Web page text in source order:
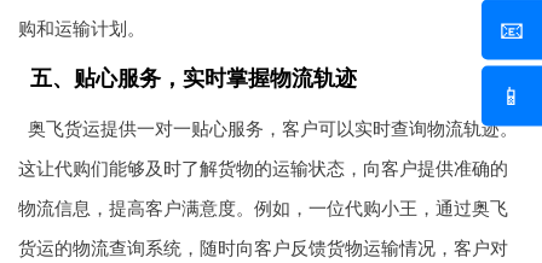
📧
📱
购和运输计划。
五、贴心服务，实时掌握物流轨迹
奥飞货运提供一对一贴心服务，客户可以实时查询物流轨迹。
这让代购们能够及时了解货物的运输状态，向客户提供准确的
物流信息，提高客户满意度。例如，一位代购小王，通过奥飞
货运的物流查询系统，随时向客户反馈货物运输情况，客户对